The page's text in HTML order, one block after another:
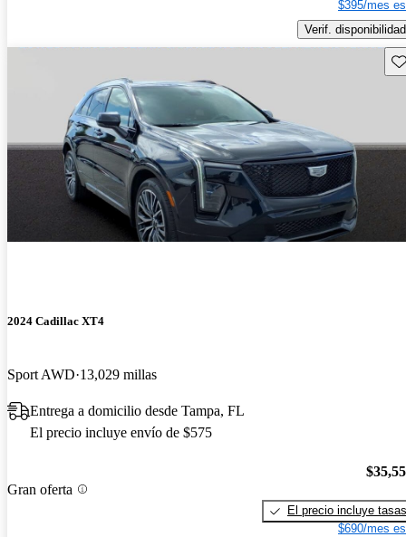
$395/mes
Verif. disponibilidad
2024 Cadillac XT4
Sport AWD 13,029 millas
Entrega a domicilio desde Tampa, FL
El precio incluye envío de $575
Gran oferta
El precio incluye tasas
$690/mes